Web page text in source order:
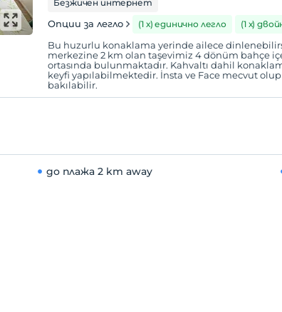
Безжичен интернет
Опции за легло (1 х) единично легло (1 х)
Bu huzurlu konaklama yerinde ailece
merkezine 2 km olan taşevimiz 4 dönüm bahçe
ortasında bulunmaktadır. Kahvaltı dahil
keyfi yapılabilmektedir. İnsta ve Face mecvut
bakılabilir.
до плажа 2 km away